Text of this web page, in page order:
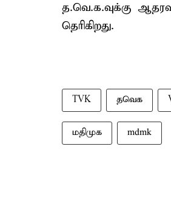
த.வெ.க.வுக்கு
தெரிகிறது.
TVK தவெக
மதிமுக mdmk